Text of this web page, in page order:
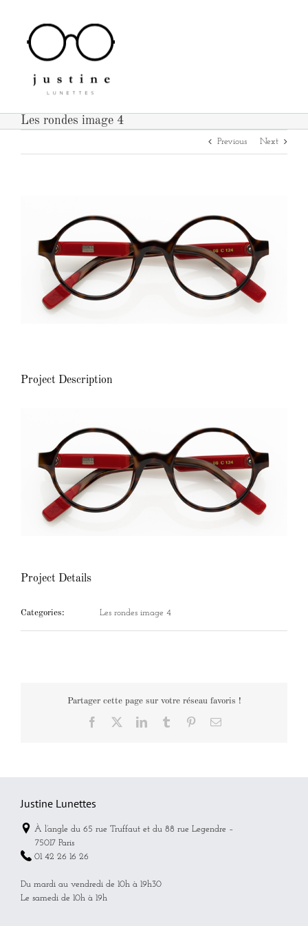
Les rondes image 4
Previous Next
Project Description
Project Details
Categories: Les rondes image 4
Partager cette page sur votre réseau favoris !
Facebook LinkedInTumblr PinterestEmail
Justine Lunettes
À l’angle du 65 rue Truffaut et du 88 rue Legendre –
75017 Paris
01 42 26 16 26
Du mardi au vendredi de 10h à 19h30
Le samedi de 10h à 19h